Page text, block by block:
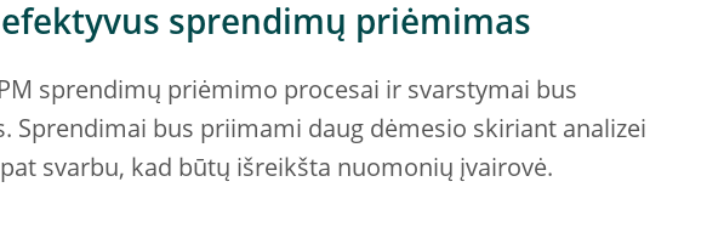
sprendimų priėmimas
sprendimų priėmimo procesai ir svarstymai bus
Sprendimai bus priimami daug dėmesio skiriant analizei
svarbu, kad būtų išreikšta nuomonių įvairovė.